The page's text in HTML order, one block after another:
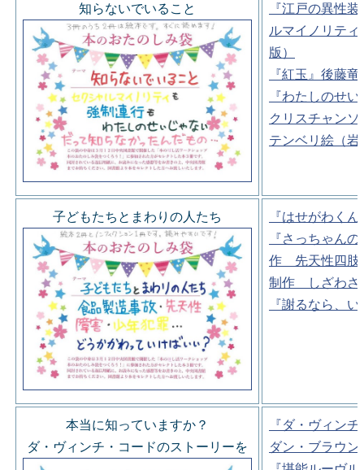
知らないでいること
『江戸の異性
ルマイノリテ
版）
『紅玉』後藤
『わたしのせ
クリスチャン
テンベリ絵（岩
子どもたちとまわりの人たち
『はせがわく
『さっちゃん
作 先天性四肢
制作 しざわさ
『謝るなら、
本当に知っていますか？
ダ・ヴィンチ・コードのストーリーを
『ダ・ヴィン
ダン・ブラウ